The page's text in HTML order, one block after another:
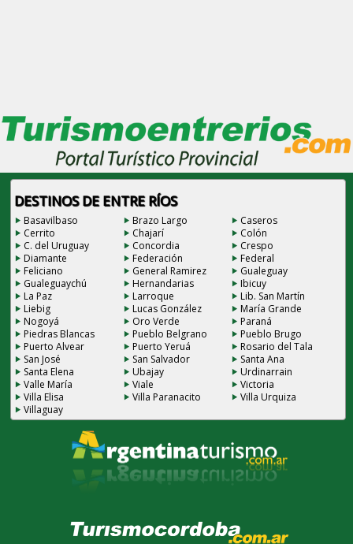
DESTINOS DE ENTRE RÍOS
Basavilbaso Brazo Largo
Caseros
Cerrito
Chajarí
Colón
C. del Uruguay
Concordia
Crespo
Diamante
Federación
Federal
Feliciano
General Ramirez
Gualeguay
Gualeguaychú
Hernandarias
Ibicuy
La Paz
Larroque
Lib. San Martín
Liebig
Lucas González
María Grande
Nogoyá
Oro Verde
Paraná
Piedras Blancas
Pueblo Belgrano
Pueblo Brugo
Puerto Alvear
Puerto Yeruá
Rosario del Tala
San José
San Salvador
Santa Ana
Santa Elena
Ubajay
Urdinarrain
Valle María
Viale
Victoria
Villa Elisa
Villa Paranacito
Villa Urquiza
Villaguay